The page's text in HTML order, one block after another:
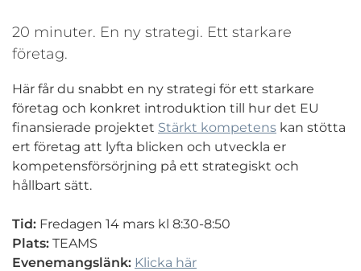
20 minuter. En ny strategi. Ett starkare
företag.
Här får du snabbt en ny strategi för ett starkare
företag och konkret introduktion till hur det EU
finansierade projektet Stärkt kompetens kan stötta
ert företag att lyfta blicken och utveckla er
kompetensförsörjning på ett strategiskt och
hållbart sätt.
Tid: Fredagen 14 mars kl 8:30-8:50
Plats: TEAMS
Evenemangslänk: Klicka här